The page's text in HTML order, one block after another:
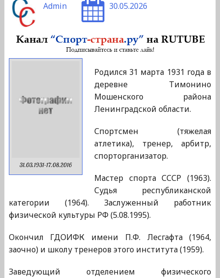
Admin 30.05.2026
31.03.1931-17.08.2016
Родился 31 марта 1931 года в
деревне Тимонино
Мошенского района
Ленинградской области.
Спортсмен (тяжелая
атлетика), тренер, арбитр,
спорторганизатор.
Мастер спорта СССР (1963).
Судья республиканской
категории (1964). Заслуженный работник
физической культуры РФ (5.08.1995).
Окончил ГДОИФК имени П.Ф. Лесгафта (1964,
заочно) и школу тренеров этого института (1959).
Заведующий отделением физического